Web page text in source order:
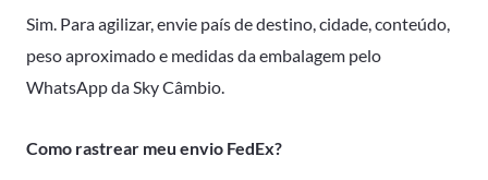
Sim. Para agilizar, envie país de destino, cidade, conteúdo,
peso aproximado e medidas da embalagem pelo
WhatsApp da Sky Câmbio.
Como rastrear meu envio FedEx?